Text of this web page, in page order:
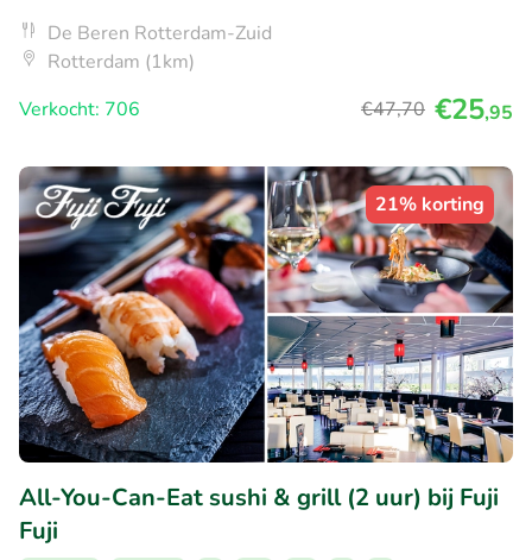
De Beren Rotterdam-Zuid
Rotterdam (1km)
Verkocht: 706
€47,70 €25,95
21% korting
All-You-Can-Eat sushi & grill (2 uur) bij Fuji
Fuji